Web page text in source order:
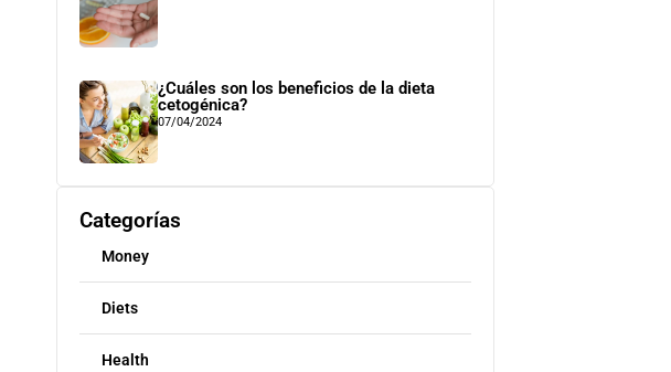
¿Cuáles son los beneficios de la dieta
cetogénica?
07/04/2024
Categorías
Money
Diets
Health